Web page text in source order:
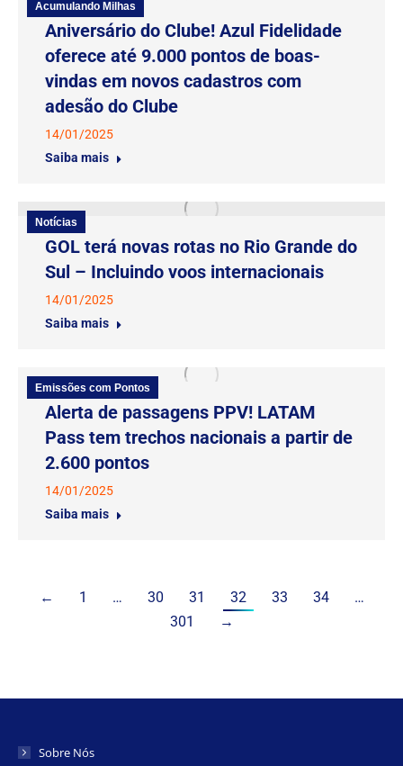
Acumulando Milhas
Aniversário do Clube! Azul Fidelidade
oferece até 9.000 pontos de boas-
vindas em novos cadastros com
adesão do Clube
14/01/2025
Saiba mais
Notícias
GOL terá novas rotas no Rio Grande do
Sul – Incluindo voos internacionais
14/01/2025
Saiba mais
Emissões com Pontos
Alerta de passagens PPV! LATAM
Pass tem trechos nacionais a partir de
2.600 pontos
14/01/2025
Saiba mais
← 1 … 30 31 32 33 34
…
301
→
Sobre Nós